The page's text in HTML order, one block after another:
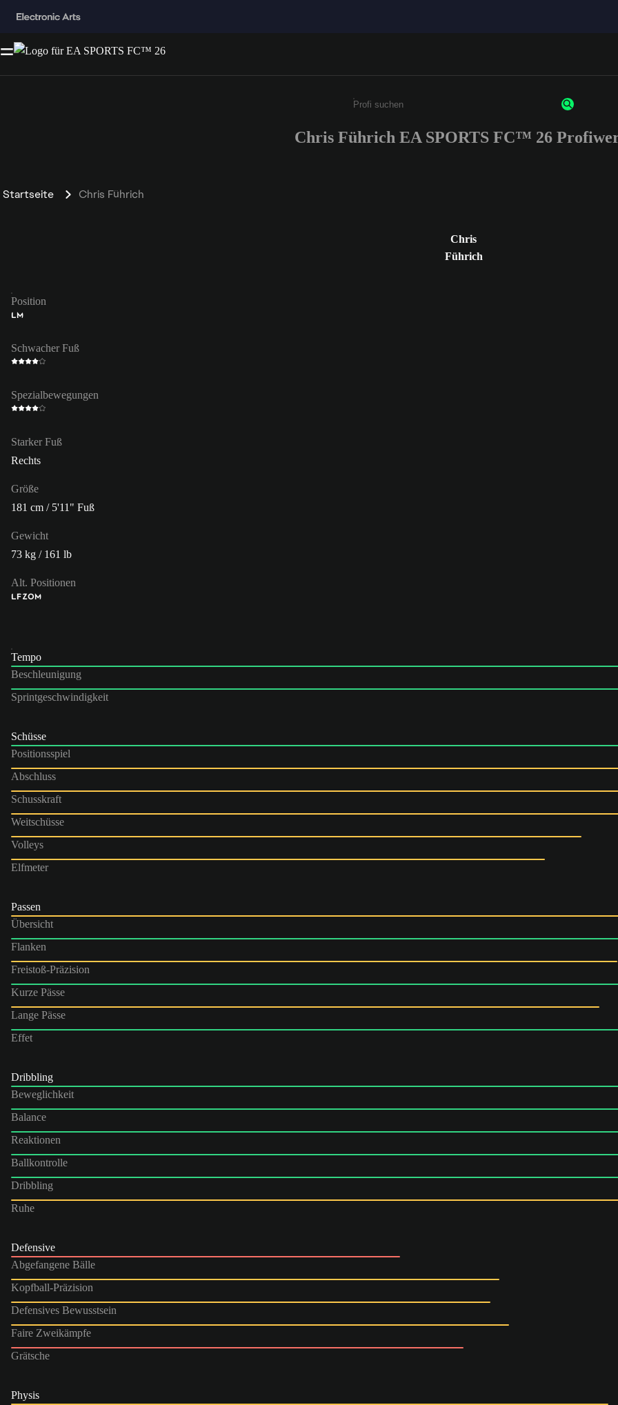
Gib mindestens 3 Zeichen oder Ziffern ein
Chris Führich EA SPORTS FC™ 26
Startseite Chris Führich
Chris
Führich
Position
LM
Schwacher Fuß
Spezialbewegungen
Starker Fuß
Rechts
Größe
181 cm / 5'11" Fuß
Gewicht
73 kg / 161 lb
Alt. Positionen
LFZOM
Tempo
Beschleunigung
Sprintgeschwindigkeit
Schüsse
Positionsspiel
Abschluss
Schusskraft
Weitschüsse
Volleys
Elfmeter
Passen
Übersicht
Flanken
Freistoß-Präzision
Kurze Pässe
Lange Pässe
Effet
Dribbling
Beweglichkeit
Balance
Reaktionen
Ballkontrolle
Dribbling
Ruhe
Defensive
Abgefangene Bälle
Kopfball-Präzision
Defensives Bewusstsein
Faire Zweikämpfe
Grätsche
Physis